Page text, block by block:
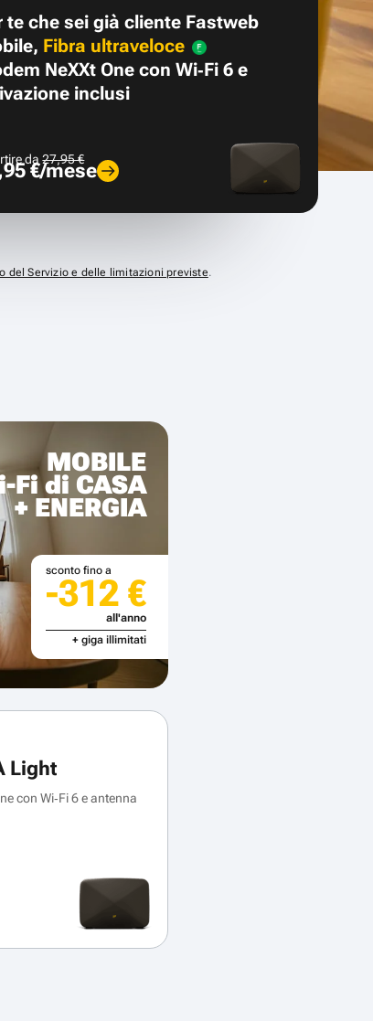
te che sei già cliente Fastweb
Fibra ultraveloce
NeXXt One con Wi‑Fi 6 e
inclusi
da27,95 €
€/mese
del Servizio e delle limitazioni previste.
MOBILE
Fi di CASA
+ ENERGIA
sconto fino a
-312 €
all'anno
+ giga illimitati
Light
con Wi‑Fi 6 e antenna